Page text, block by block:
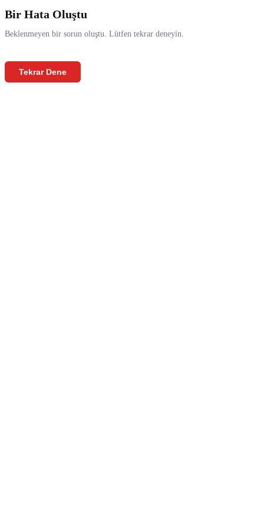
Bir Hata Oluştu
Beklenmeyen bir sorun oluştu. Lütfen tekrar deneyin.
Tekrar Dene